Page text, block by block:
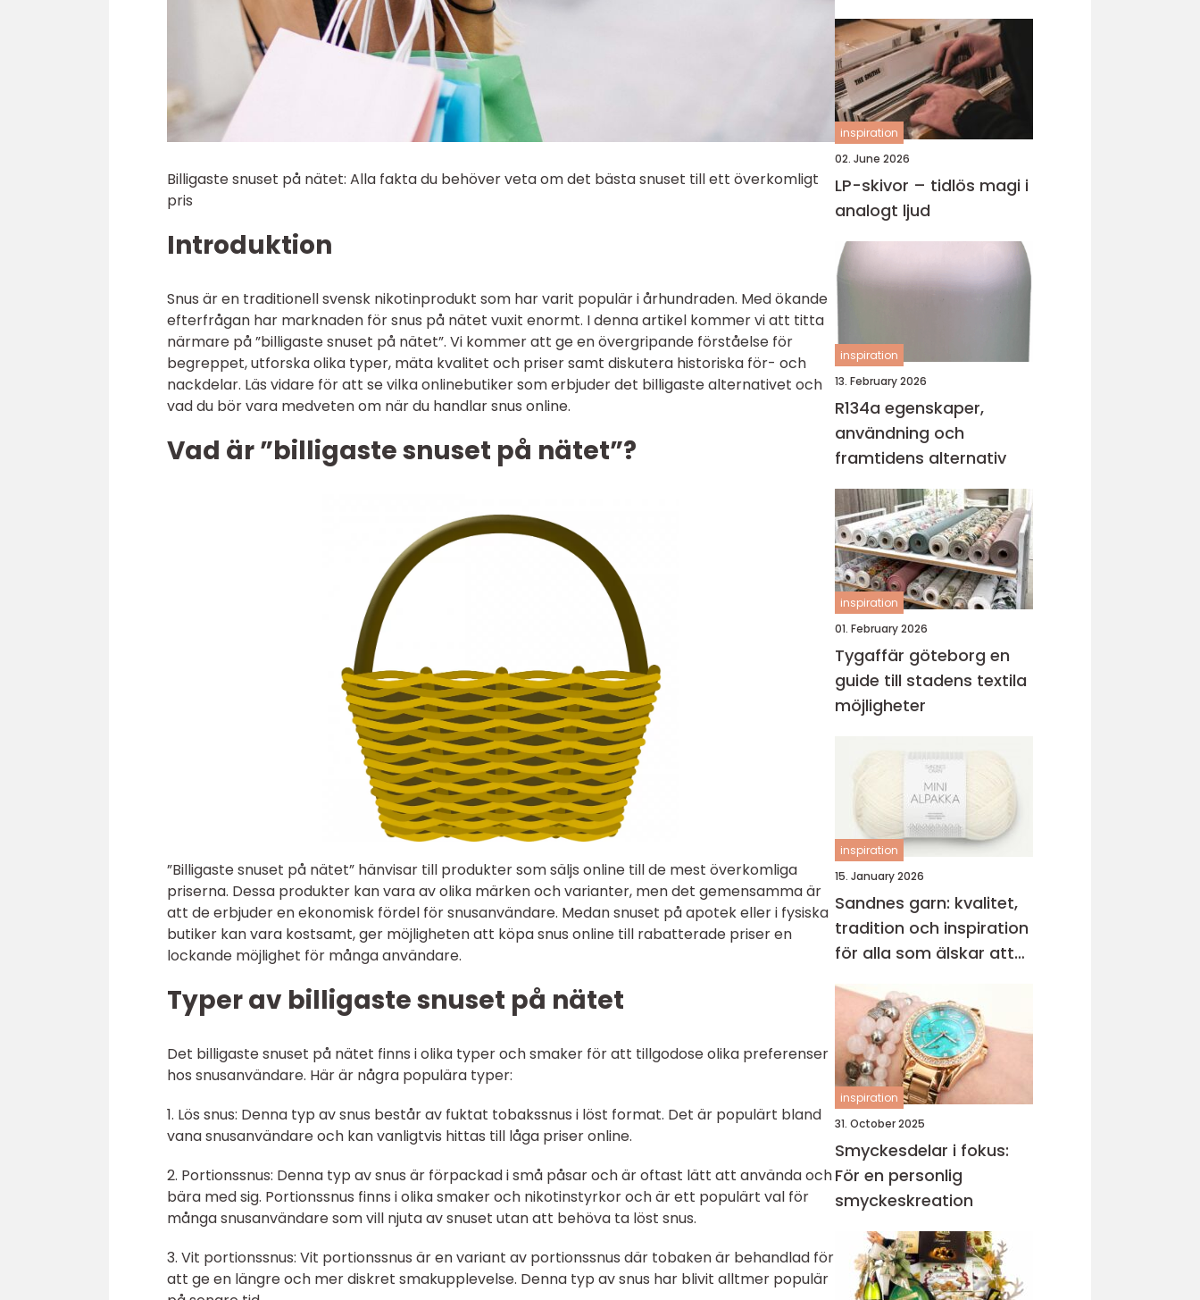
Billigaste snuset på nätet: Alla fakta du behöver veta om det bästa snuset till ett överkomligt
pris
Introduktion
Snus är en traditionell svensk nikotinprodukt som har varit populär i århundraden. Med ökande
efterfrågan har marknaden för snus på nätet vuxit enormt. I denna artikel kommer vi att titta
närmare på ”billigaste snuset på nätet”. Vi kommer att ge en övergripande förståelse för
begreppet, utforska olika typer, mäta kvalitet och priser samt diskutera historiska för- och
nackdelar. Läs vidare för att se vilka onlinebutiker som erbjuder det billigaste alternativet och
vad du bör vara medveten om när du handlar snus online.
Vad är ”billigaste snuset på nätet”?
”Billigaste snuset på nätet” hänvisar till produkter som säljs online till de mest överkomliga
priserna. Dessa produkter kan vara av olika märken och varianter, men det gemensamma är
att de erbjuder en ekonomisk fördel för snusanvändare. Medan snuset på apotek eller i fysiska
butiker kan vara kostsamt, ger möjligheten att köpa snus online till rabatterade priser en
lockande möjlighet för många användare.
Typer av billigaste snuset på nätet
Det billigaste snuset på nätet finns i olika typer och smaker för att tillgodose olika preferenser
hos snusanvändare. Här är några populära typer:
1. Lös snus: Denna typ av snus består av fuktat tobakssnus i löst format. Det är populärt bland
vana snusanvändare och kan vanligtvis hittas till låga priser online.
2. Portionssnus: Denna typ av snus är förpackad i små påsar och är oftast lätt att använda och
bära med sig. Portionssnus finns i olika smaker och nikotinstyrkor och är ett populärt val för
många snusanvändare som vill njuta av snuset utan att behöva ta löst snus.
3. Vit portionssnus: Vit portionssnus är en variant av portionssnus där tobaken är behandlad för
att ge en längre och mer diskret smakupplevelse. Denna typ av snus har blivit alltmer populär
inspiration
02. June 2026
LP-skivor – tidlös magi i
analogt ljud
inspiration
13. February 2026
R134a egenskaper,
användning och
framtidens alternativ
inspiration
01. February 2026
Tygaffär göteborg en
guide till stadens textila
möjligheter
inspiration
15. January 2026
Sandnes garn: kvalitet,
tradition och inspiration
för alla som älskar att
inspiration
31. October 2025
Smyckesdelar i fokus:
För en personlig
smyckeskreation